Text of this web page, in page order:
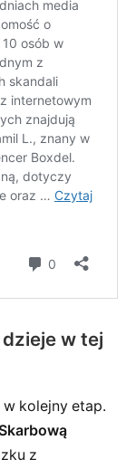
dzieje w tej
kolejny etap.
z